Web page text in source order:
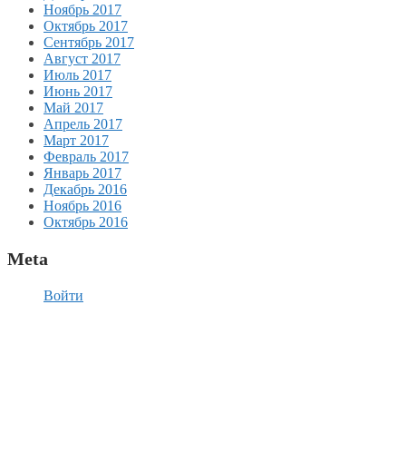
Ноябрь 2017
Октябрь 2017
Сентябрь 2017
Август 2017
Июль 2017
Июнь 2017
Май 2017
Апрель 2017
Март 2017
Февраль 2017
Январь 2017
Декабрь 2016
Ноябрь 2016
Октябрь 2016
Meta
Войти